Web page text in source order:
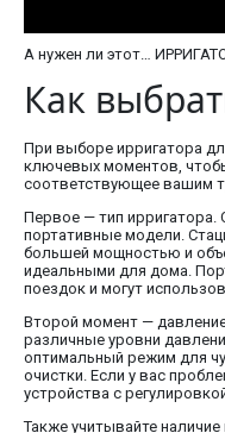
А нужен ли этот…
Как
При выборе ирригатора
ключевых моментов,
соответствующее вашим
Первое — тип ирригатора.
портативные модели.
большей мощностью и
идеальными для дома.
поездок и могут
Второй момент —
различные уровни
оптимальный режим для
очистки. Если у вас
устройства с
Также учитывайте